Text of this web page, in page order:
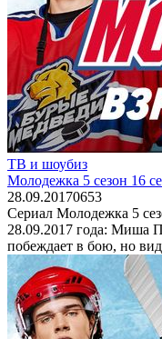
ТВ и шоубиз
Молодежка 5 сезон 16
28.09.20170653
Сериал Молодежка 5
28.09.2017 года: Миша
побеждает в бою, но